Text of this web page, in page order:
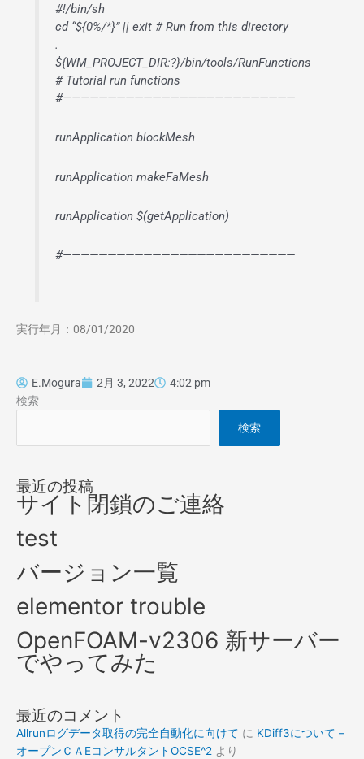
#!/bin/sh
cd “${0%/*}” || exit # Run from this directory
.
${WM_PROJECT_DIR:?}/bin/tools/RunFunctions
# Tutorial run functions
#——————————————————————————
runApplication blockMesh
runApplication makeFaMesh
runApplication $(getApplication)
#——————————————————————————
実行年月：08/01/2020
E.Mogura 2月 3, 2022
4:02 pm
検索
検索
最近の投稿
サイト閉鎖のご連絡
test
バージョン一覧
elementor trouble
OpenFOAM-v2306 新サーバー
でやってみた
最近のコメント
Allrunログデータ取得の完全自動化に向けて に KDiff3について –
オープンＣＡEコンサルタントOCSE^2 より